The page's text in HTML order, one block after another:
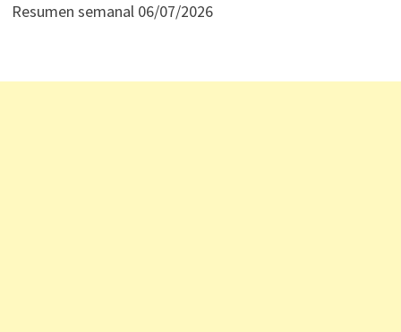
Resumen semanal 06/07/2026